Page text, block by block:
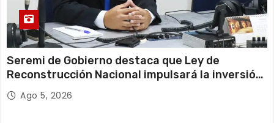
Seremi de Gobierno destaca que Ley de
Reconstrucción Nacional impulsará la inversión
y el empleo en Tarapacá
Ago 5, 2026